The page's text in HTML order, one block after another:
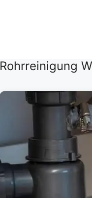
Rohrreinigung